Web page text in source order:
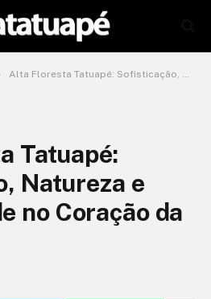
Alta Floresta Tatuapé: Sofisticação, Natureza e Modernidade no Coração da Zona Leste
Tatuapé:
Natureza e
no Coração da